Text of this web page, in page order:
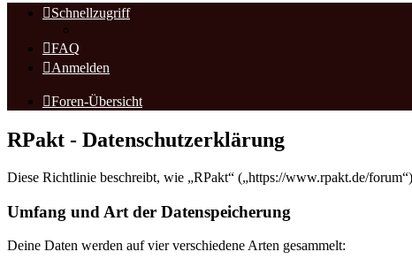
Schnellzugriff
FAQ
Anmelden
Foren-Übersicht
RPakt - Datenschutzerklärung
Diese Richtlinie beschreibt, wie „RPakt“ („https://www.rpakt.de/
Umfang und Art der Datenspeicherung
Deine Daten werden auf vier verschiedene Arten gesammelt: